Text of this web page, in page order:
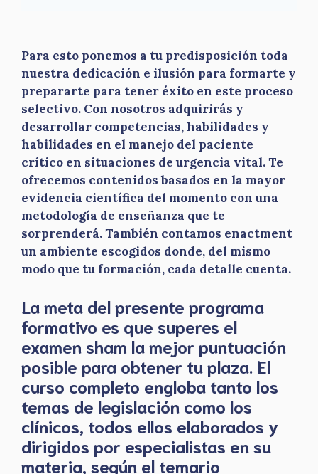
Para esto ponemos a tu predisposición toda
nuestra dedicación e ilusión para formarte y
prepararte para tener éxito en este proceso
selectivo. Con nosotros adquirirás y
desarrollar competencias, habilidades y
habilidades en el manejo del paciente
crítico en situaciones de urgencia vital. Te
ofrecemos contenidos basados en la mayor
evidencia científica del momento con una
metodología de enseñanza que te
sorprenderá. También contamos enactment
un ambiente escogidos donde, del mismo
modo que tu formación, cada detalle cuenta.
La meta del presente programa
formativo es que superes el
examen sham la mejor puntuación
posible para obtener tu plaza. El
curso completo engloba tanto los
temas de legislación como los
clínicos, todos ellos elaborados y
dirigidos por especialistas en su
materia, según el temario